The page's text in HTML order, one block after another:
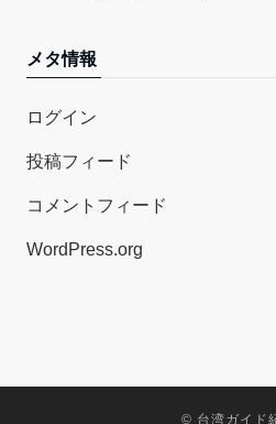
メタ情報
ログイン
投稿フィード
コメントフィード
WordPress.org
© 台湾ガイド